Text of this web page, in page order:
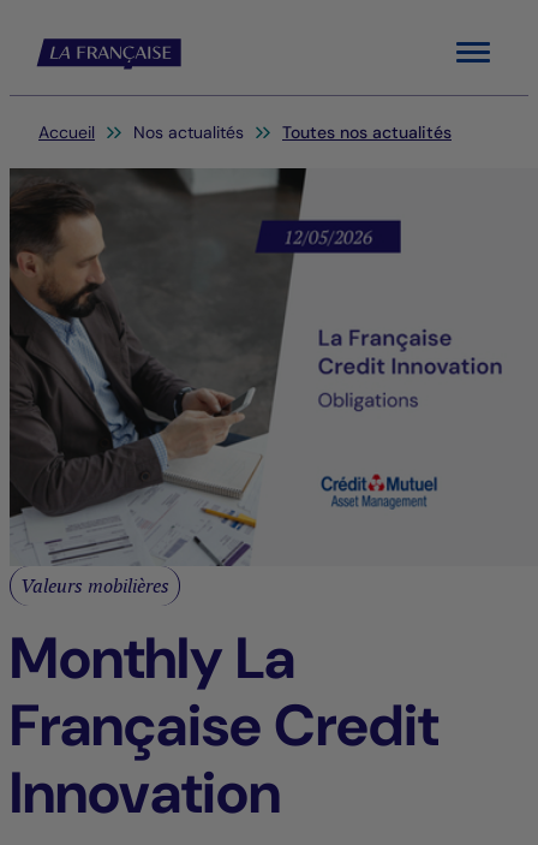
Menu
Vous êtes ici:
Accueil Nos actualités Toutes nos actualités
Valeurs mobilières
Monthly La
Française Credit
Innovation